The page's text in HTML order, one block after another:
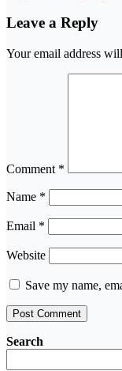
Leave a Reply
Your email address
Comment *
Name *
Email *
Website
Save my name,
Search